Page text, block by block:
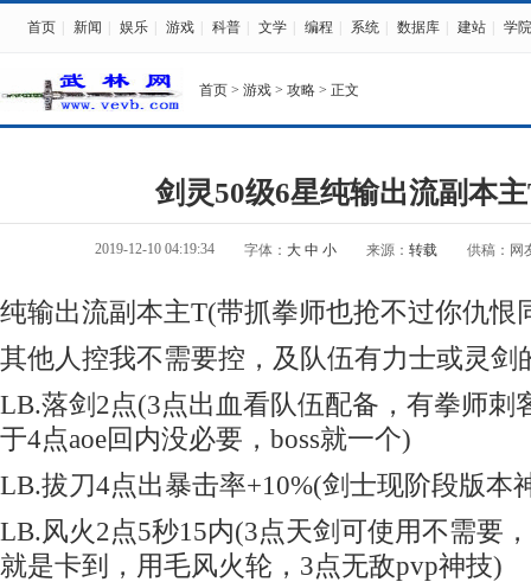
首页 新闻 娱乐 游戏 科普 文学 编程 系统 数据库 建站 学院
首页 > 游戏 > 攻略 > 正文
剑灵50级6星纯输出流副本
2019-12-10 04:19:34 字体： 大 中 小 来源： 转载 供稿：网
纯输出流副本主T(带抓拳师也抢不过你仇恨
其他人控我不需要控，及队伍有力士或灵剑
LB.落剑2点(3点出血看队伍配备，有拳师刺
于4点aoe回内没必要，boss就一个)
LB.拔刀4点出暴击率+10%(剑士现阶段版本
LB.风火2点5秒15内(3点天剑可使用不需要
就是卡到，用毛风火轮，3点无敌pvp神技)